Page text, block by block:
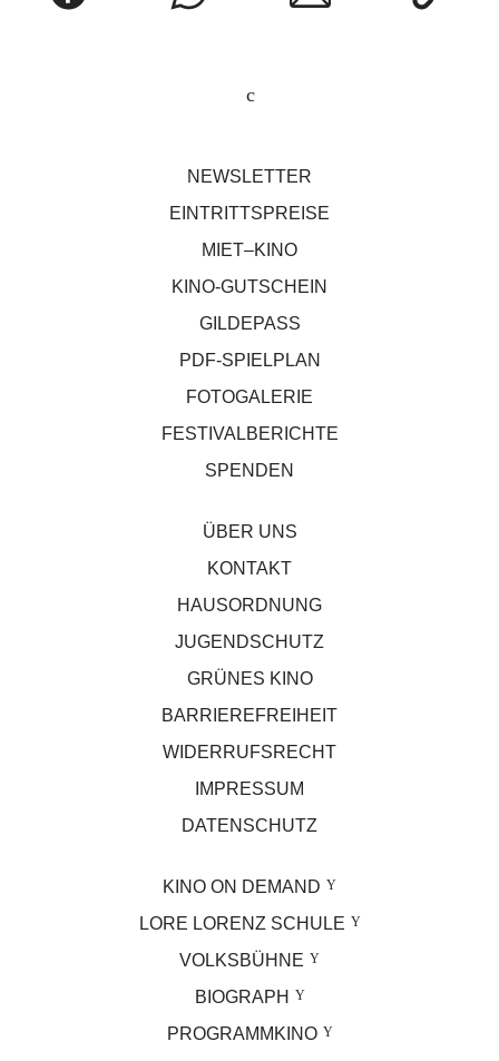
NEWSLETTER
EINTRITTSPREISE
MIET–KINO
KINO-GUTSCHEIN
GILDEPASS
PDF-SPIELPLAN
FOTOGALERIE
FESTIVALBERICHTE
SPENDEN
ÜBER UNS
KONTAKT
HAUSORDNUNG
JUGENDSCHUTZ
GRÜNES KINO
BARRIEREFREIHEIT
WIDERRUFSRECHT
IMPRESSUM
DATENSCHUTZ
KINO ON DEMAND
LORE LORENZ SCHULE
VOLKSBÜHNE
BIOGRAPH
PROGRAMMKINO